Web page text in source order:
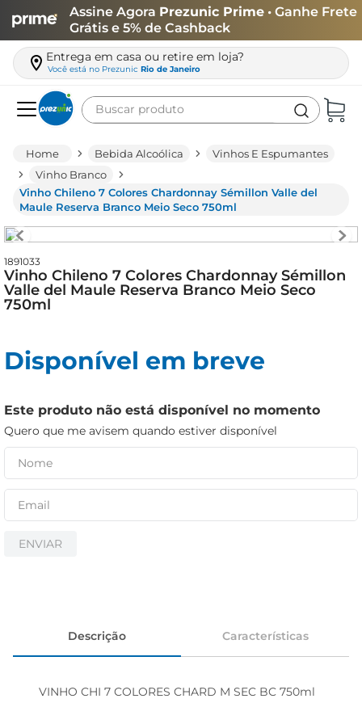
Assine Agora Prezunic Prime • Ganhe Frete
Grátis e 5% de Cashback
Entrega em casa ou retire em loja?
Você está no Prezunic Rio de Janeiro
Buscar produto
Bebida Alcoólica
Vinhos E Espumantes
Vinho Branco
Vinho Chileno 7 Colores Chardonnay Sémillon Valle del
Maule Reserva Branco Meio Seco 750ml
1891033
Vinho Chileno 7 Colores Chardonnay Sémillon
Valle del Maule Reserva Branco Meio Seco
750ml
Disponível em breve
Este produto não está disponível no momento
Quero que me avisem quando estiver disponível
ENVIAR
Descrição Características
VINHO CHI 7 COLORES CHARD M SEC BC 750ml
leite
arroz
biscoito
cerveja
papel higiênico